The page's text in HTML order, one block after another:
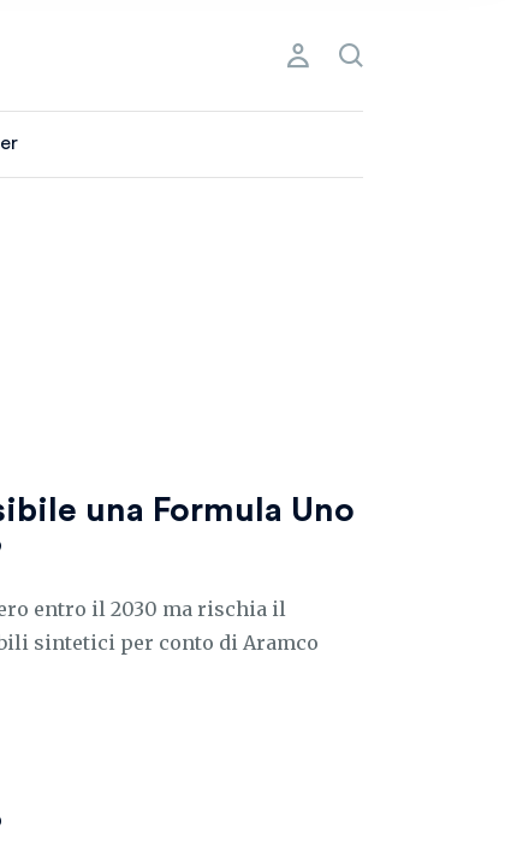
una Formula Uno
entro il 2030 ma rischia il
sintetici per conto di Aramco